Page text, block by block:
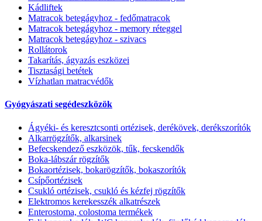
Kádliftek
Matracok betegágyhoz - fedőmatracok
Matracok betegágyhoz - memory réteggel
Matracok betegágyhoz - szivacs
Rollátorok
Takarítás, ágyazás eszközei
Tisztasági betétek
Vízhatlan matracvédők
Gyógyászati segédeszközök
Ágyéki- és keresztcsonti ortézisek, derékövek, derékszorítók
Alkarrögzítők, alkarsinek
Befecskendező eszközök, tűk, fecskendők
Boka-lábszár rögzítők
Bokaortézisek, bokarögzítők, bokaszorítók
Csípőortézisek
Csukló ortézisek, csukló és kézfej rögzítők
Elektromos kerekesszék alkatrészek
Enterostoma, colostoma termékek